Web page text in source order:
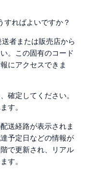
ればよいですか？
者または販売店から
。この固有のコード
にアクセスできま
確定してください。
す。
送経路が表示されま
予定日などの情報が
で更新され、リアル
す。